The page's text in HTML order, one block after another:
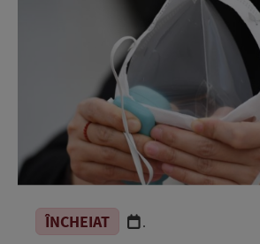
ÎNCHEIAT .